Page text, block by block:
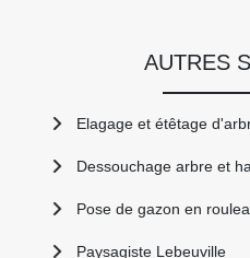
AUTRES
Elagage et étêtage
Dessouchage arbre et
Pose de gazon en
Paysagiste Lebeuville